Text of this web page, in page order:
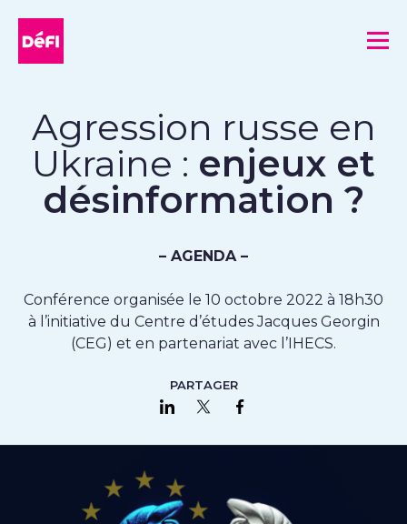
Agression russe en
Ukraine : enjeux et
désinformation ?
– AGENDA –
Conférence organisée le 10 octobre 2022 à 18h30
à l’initiative du Centre d’études Jacques Georgin
(CEG) et en partenariat avec l’IHECS.
PARTAGER
Partager sur LinkedIn
Partager sur Twitter